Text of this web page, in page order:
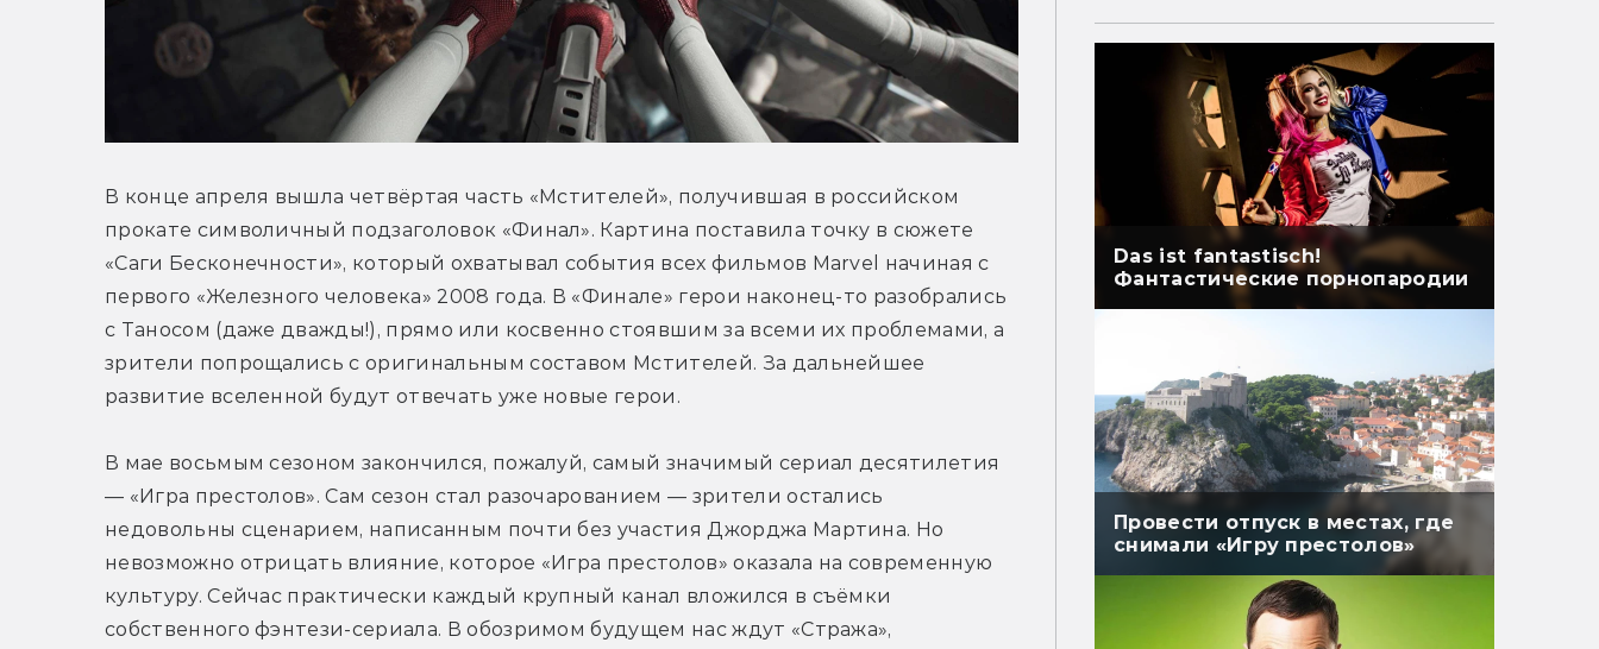
В конце апреля вышла четвёртая часть «Мстителей», получившая в российском
прокате символичный подзаголовок «Финал». Картина поставила точку в сюжете
«Саги Бесконечности», который охватывал события всех фильмов Marvel начиная с
первого «Железного человека» 2008 года. В «Финале» герои наконец-то разобрались
с Таносом (даже дважды!), прямо или косвенно стоявшим за всеми их проблемами, а
зрители попрощались с оригинальным составом Мстителей. За дальнейшее
развитие вселенной будут отвечать уже новые герои.
В мае восьмым сезоном закончился, пожалуй, самый значимый сериал десятилетия
— «Игра престолов». Сам сезон стал разочарованием — зрители остались
недовольны сценарием, написанным почти без участия Джорджа Мартина. Но
невозможно отрицать влияние, которое «Игра престолов» оказала на современную
культуру. Сейчас практически каждый крупный канал вложился в съёмки
собственного фэнтези-сериала. В обозримом будущем нас ждут «Стража»,
Das ist fantastisch!
Фантастические порнопародии
Провести отпуск в местах, где
снимали «Игру престолов»